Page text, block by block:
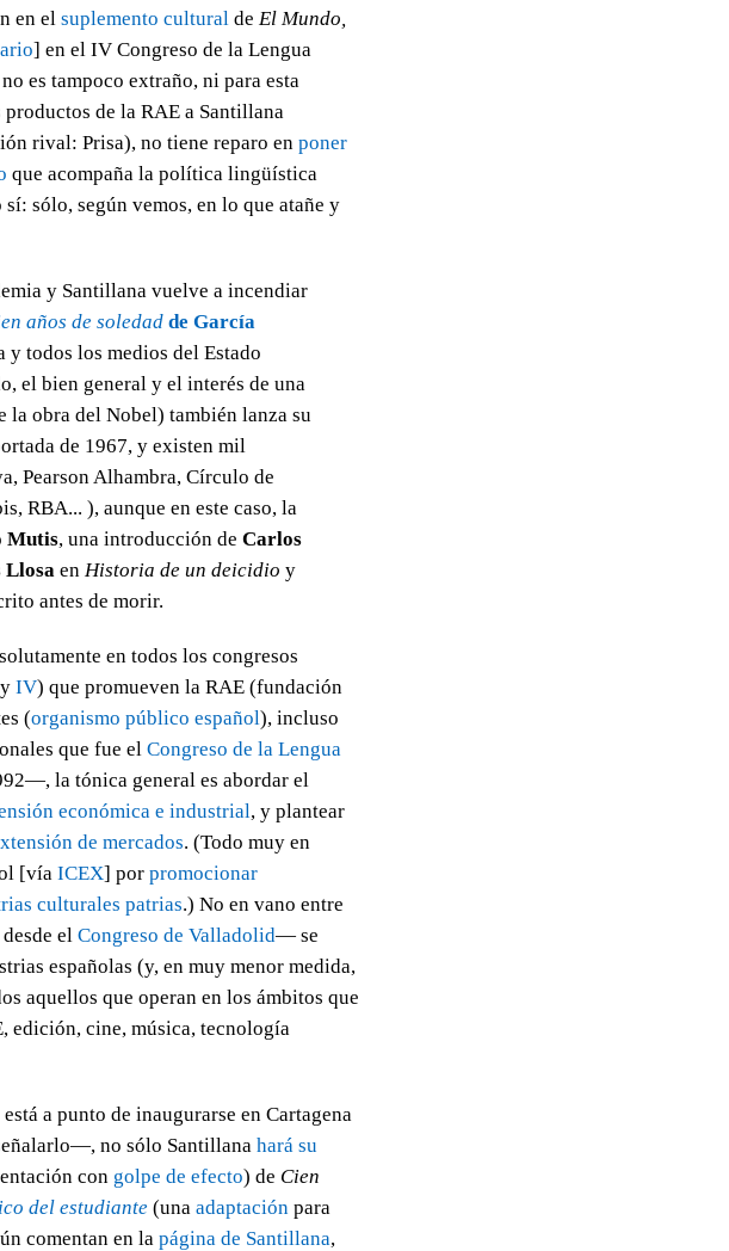
en el suplemento cultural de El Mundo,
] en el IV Congreso de la Lengua
es tampoco extraño, ni para esta
de la RAE a Santillana
rival: Prisa), no tiene reparo en poner
que acompaña la política lingüística
sólo, según vemos, en lo que atañe y
y Santillana vuelve a incendiar
años de soledad de García
y todos los medios del Estado
el bien general y el interés de una
obra del Nobel) también lanza su
de 1967, y existen mil
Pearson Alhambra, Círculo de
RBA... ), aunque en este caso, la
Mutis, una introducción de Carlos
Llosa en Historia de un deicidio y
antes de morir.
en todos los congresos
y IV) que promueven la RAE (fundación
(organismo público español), incluso
que fue el Congreso de la Lengua
la tónica general es abordar el
económica e industrial, y plantear
de mercados. (Todo muy en
[vía ICEX] por promocionar
culturales patrias.) No en vano entre
el Congreso de Valladolid— se
españolas (y, en muy menor medida,
aquellos que operan en los ámbitos que
edición, cine, música, tecnología
a punto de inaugurarse en Cartagena
no sólo Santillana hará su
con golpe de efecto) de Cien
del estudiante (una adaptación para
comentan en la página de Santillana,